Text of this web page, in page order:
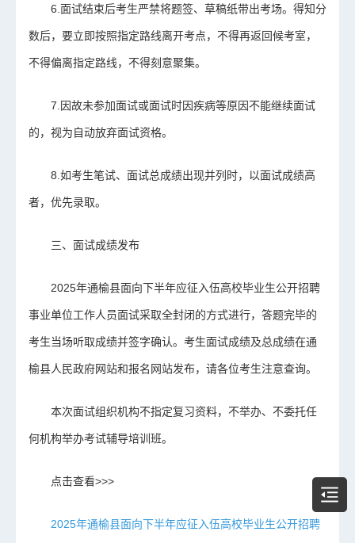
6.面试结束后考生严禁将题签、草稿纸带出考场。得知分
数后，要立即按照指定路线离开考点，不得再返回候考室，
不得偏离指定路线，不得刻意聚集。
7.因故未参加面试或面试时因疾病等原因不能继续面试
的，视为自动放弃面试资格。
8.如考生笔试、面试总成绩出现并列时，以面试成绩高
者，优先录取。
三、面试成绩发布
2025年通榆县面向下半年应征入伍高校毕业生公开招聘
事业单位工作人员面试采取全封闭的方式进行，答题完毕的
考生当场听取成绩并签字确认。考生面试成绩及总成绩在通
榆县人民政府网站和报名网站发布，请各位考生注意查询。
本次面试组织机构不指定复习资料，不举办、不委托任
何机构举办考试辅导培训班。
点击查看>>>
2025年通榆县面向下半年应征入伍高校毕业生公开招聘